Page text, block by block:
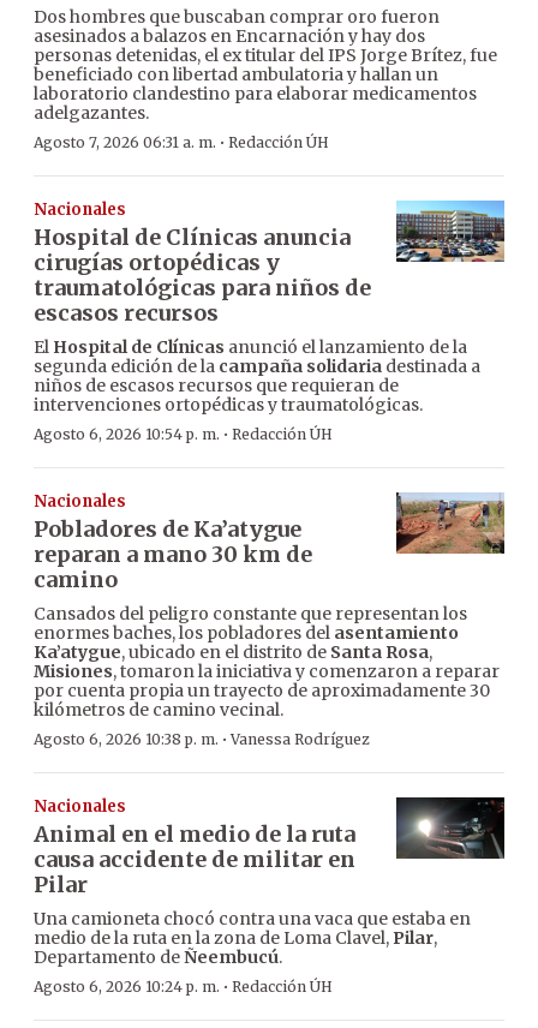
Dos hombres que buscaban comprar oro fueron
asesinados a balazos en Encarnación y hay dos
personas detenidas, el ex titular del IPS Jorge Brítez, fue
beneficiado con libertad ambulatoria y hallan un
laboratorio clandestino para elaborar medicamentos
adelgazantes.
Agosto 7, 2026 06:31 a. m. · Redacción ÚH
Nacionales
Hospital de Clínicas anuncia
cirugías ortopédicas y
traumatológicas para niños de
escasos recursos
El Hospital de Clínicas anunció el lanzamiento de la
segunda edición de la campaña solidaria destinada a
niños de escasos recursos que requieran de
intervenciones ortopédicas y traumatológicas.
Agosto 6, 2026 10:54 p. m. · Redacción ÚH
Nacionales
Pobladores de Ka’atygue
reparan a mano 30 km de
camino
Cansados del peligro constante que representan los
enormes baches, los pobladores del asentamiento
Ka’atygue, ubicado en el distrito de Santa Rosa,
Misiones, tomaron la iniciativa y comenzaron a reparar
por cuenta propia un trayecto de aproximadamente 30
kilómetros de camino vecinal.
Agosto 6, 2026 10:38 p. m. ·Vanessa Rodríguez
Nacionales
Animal en el medio de la ruta
causa accidente de militar en
Pilar
Una camioneta chocó contra una vaca que estaba en
medio de la ruta en la zona de Loma Clavel, Pilar,
Departamento deÑeembucú.
Agosto 6, 2026 10:24 p. m. · Redacción ÚH